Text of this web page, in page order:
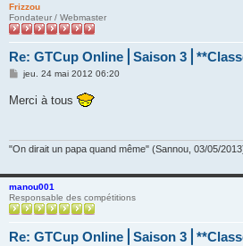
Frizzou
Fondateur / Webmaster
Re: GTCup Online⎪Saison
M
s
jeu. 24 mai 2012 06:20
Merci à tous
"On dirait un papa quand même" (Sannou, 03/05/
manou001
Responsable des compétitions
Re: GTCup Online⎪Saison